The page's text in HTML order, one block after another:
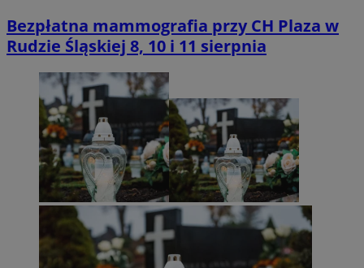
Bezpłatna mammografia przy CH Plaza w
Rudzie Śląskiej 8, 10 i 11 sierpnia